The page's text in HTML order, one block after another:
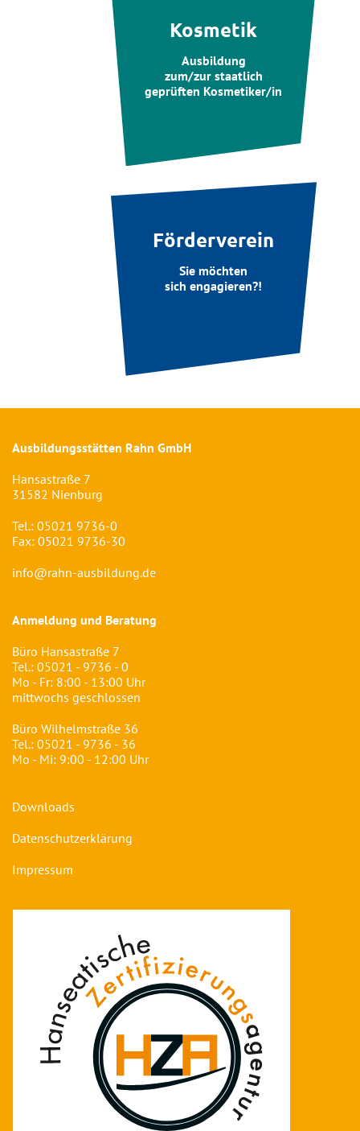
Kosmetik
Ausbildung
zum/zur staatlich
geprüften Kosmetiker/in
Förderverein
Sie möchten
sich engagieren?!
Ausbildungsstätten Rahn GmbH
Hansastraße 7
31582 Nienburg
Tel.: 05021 9736-0
Fax: 05021 9736-30
info@rahn-ausbildung.de
Anmeldung und Beratung
Büro Hansastraße 7
Tel.: 05021 - 9736 - 0
Mo - Fr: 8:00 - 13:00 Uhr
mittwochs geschlossen
Büro Wilhelmstraße 36
Tel.: 05021 - 9736 - 36
Mo - Mi: 9:00 - 12:00 Uhr
Downloads
Datenschutzerklärung
Impressum